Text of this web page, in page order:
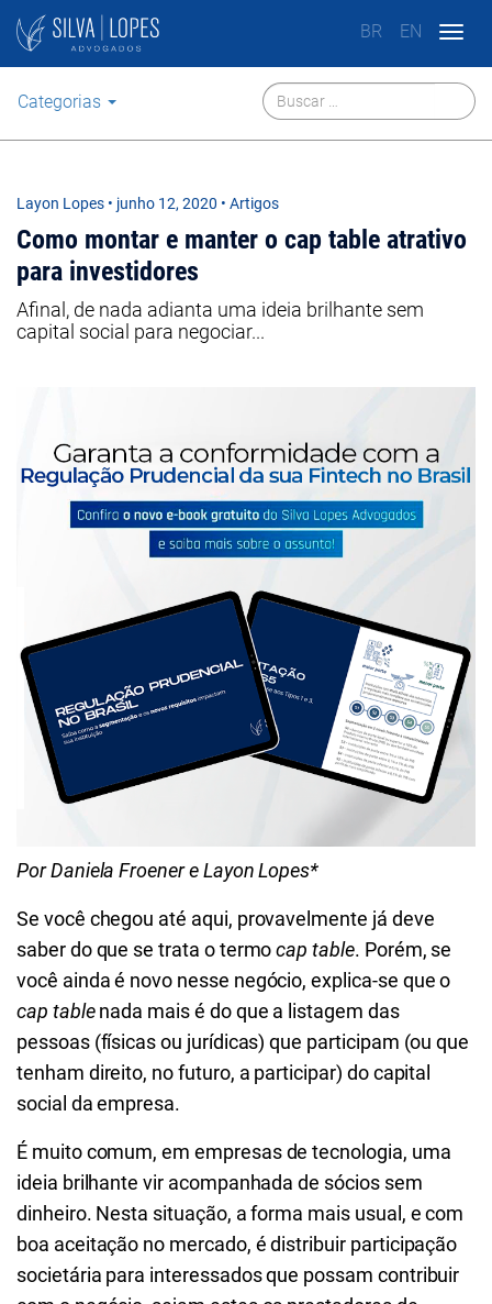
BR EN
Categorias
Layon Lopes • junho 12, 2020 • Artigos
Como montar e manter o cap table atrativo
para investidores
Afinal, de nada adianta uma ideia brilhante sem
capital social para negociar...
Por Daniela Froener e Layon Lopes*
Se você chegou até aqui, provavelmente já deve
saber do que se trata o termocap table. Porém, se
você ainda é novo nesse negócio, explica-se que o
cap tablenada mais é do que a listagem das
pessoas (físicas ou jurídicas) que participam (ou que
tenham direito, no futuro, a participar) do capital
social da empresa.
É muito comum, em empresas de tecnologia, uma
ideia brilhante vir acompanhada de sócios sem
dinheiro. Nesta situação, a forma mais usual, e com
boa aceitação no mercado, é distribuir participação
societária para interessados que possam contribuir